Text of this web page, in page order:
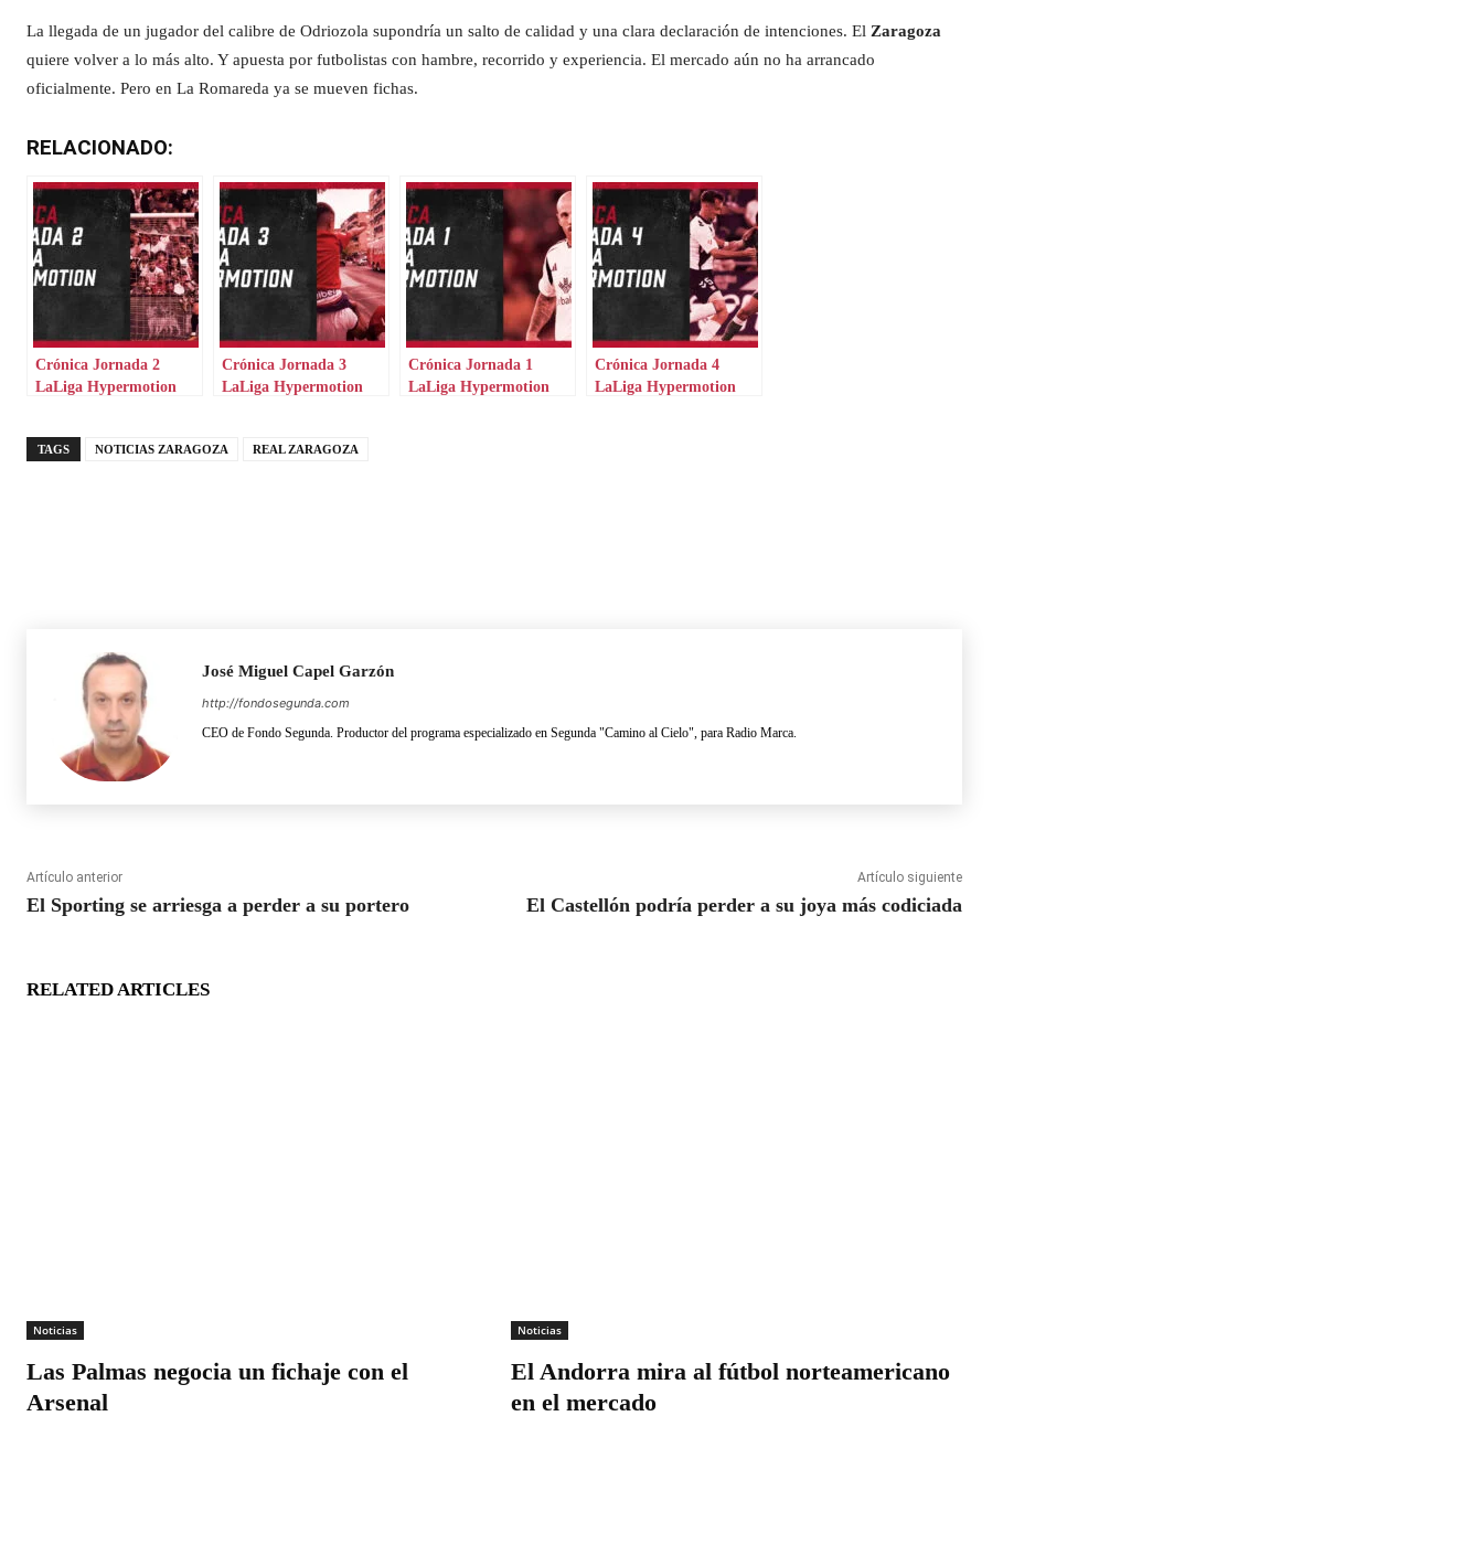
La llegada de un jugador del calibre de Odriozola supondría un salto de calidad y una clara declaración de intenciones. El Zaragoza
quiere volver a lo más alto. Y apuesta por futbolistas con hambre, recorrido y experiencia. El mercado aún no ha arrancado
oficialmente. Pero en La Romareda ya se mueven fichas.
RELACIONADO:
Crónica Jornada 2
LaLiga Hypermotion
Crónica Jornada 3
LaLiga Hypermotion
Crónica Jornada 1
LaLiga Hypermotion
Crónica Jornada 4
LaLiga Hypermotion
TAGS NOTICIAS ZARAGOZA REAL ZARAGOZA
José Miguel Capel Garzón
http://fondosegunda.com
CEO de Fondo Segunda. Productor del programa especializado en Segunda "Camino al Cielo", para Radio Marca.
Artículo anterior
El Sporting se arriesga a perder a su portero
Artículo siguiente
El Castellón podría perder a su joya más codiciada
RELATED ARTICLES
Noticias
Las Palmas negocia un fichaje con el
Arsenal
Noticias
El Andorra mira al fútbol norteamericano
en el mercado